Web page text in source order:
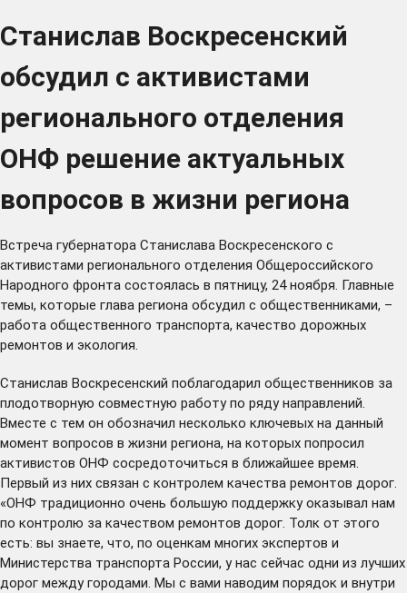
Станислав Воскресенский
обсудил с активистами
регионального отделения
ОНФ решение актуальных
вопросов в жизни региона
Встреча губернатора Станислава Воскресенского с
активистами регионального отделения Общероссийского
Народного фронта состоялась в пятницу, 24 ноября. Главные
темы, которые глава региона обсудил с общественниками, –
работа общественного транспорта, качество дорожных
ремонтов и экология.
Станислав Воскресенский поблагодарил общественников за
плодотворную совместную работу по ряду направлений.
Вместе с тем он обозначил несколько ключевых на данный
момент вопросов в жизни региона, на которых попросил
активистов ОНФ сосредоточиться в ближайшее время.
Первый из них связан с контролем качества ремонтов дорог.
«ОНФ традиционно очень большую поддержку оказывал нам
по контролю за качеством ремонтов дорог. Толк от этого
есть: вы знаете, что, по оценкам многих экспертов и
Министерства транспорта России, у нас сейчас одни из лучших
дорог между городами. Мы с вами наводим порядок и внутри